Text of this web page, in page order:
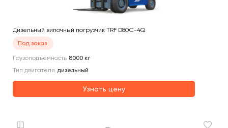
Дизельный вилочный погрузчик TRF D80C-4Q
Под заказ
Грузоподъемность 8000 кг
Тип двигателя дизельный
Узнать цену